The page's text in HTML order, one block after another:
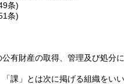
条)
条)
有財産の取得、管理及び処分
「課」とは次に掲げる組織をい